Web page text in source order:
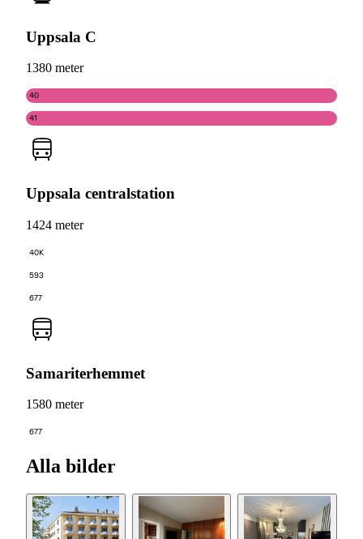
Uppsala C
1380 meter
40
41
Uppsala centralstation
1424 meter
40K
593
677
Samariterhemmet
1580 meter
677
Alla bilder